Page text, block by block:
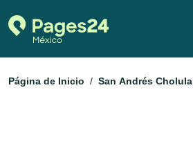
Página de Inicio San Andrés Cholula